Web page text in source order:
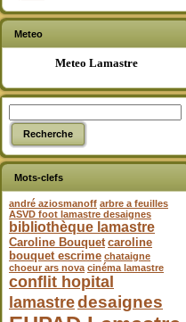
Meteo
Meteo Lamastre
Mots-clefs
andré aziosmanoff arbre a feuilles
ASVD foot lamastre desaignes
bibliothèque lamastre
Caroline Bouquet caroline
bouquet escrime chataigne
choeur ars nova cinéma lamastre
conflit hopital
lamastredesaignes